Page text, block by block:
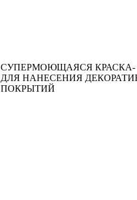
СУПЕРМОЮЩАЯСЯ
ДЛЯ НАНЕСЕНИЯ
ПОКРЫТИЙ